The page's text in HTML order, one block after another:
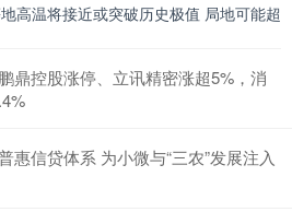
高温将接近或突破历史极值 局地可能超
鼎控股涨停、立讯精密涨超5%，消
惠信贷体系 为小微与“三农”发展注入